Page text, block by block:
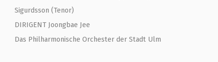
Sigurdsson (Tenor)
DIRIGENT Joongbae Jee
Das Philharmonische Orchester der Stadt Ulm